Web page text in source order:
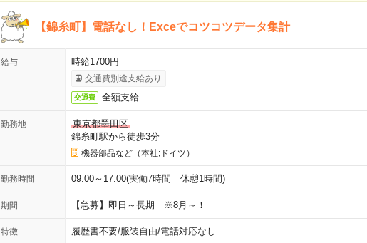
【錦糸町】電話なし！Exceでコツコツデータ集計
給与 時給1700円
交通費別途支給あり
交通費 全額支給
勤務地
東京都墨田区
錦糸町駅から徒歩3分
機器部品など（本社;ドイツ）
勤務時間 09:00～17:00(実働7時間 休憩1時間)
期間 【急募】即日～長期 ※8月～！
特徴 履歴書不要/服装自由/電話対応なし